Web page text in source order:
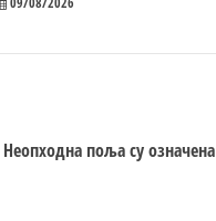
Неопходна поља су означена